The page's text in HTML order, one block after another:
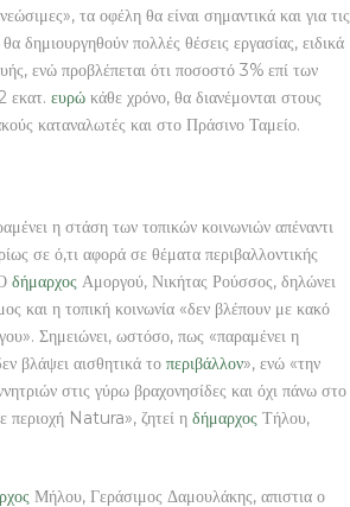
τα οφέλη θα είναι σημαντικά και για τις
δημιουργηθούν πολλές θέσεις εργασίας, ειδικά
ενώ προβλέπεται ότι ποσοστό 3% επί των
εκατ. ευρώ κάθε χρόνο, θα διανέμονται στους
καταναλωτές και στο Πράσινο Ταμείο.
η στάση των τοπικών κοινωνιών απέναντι
σε ό,τι αφορά σε θέματα περιβαλλοντικής
δήμαρχος Αμοργού, Νικήτας Ρούσσος, δηλώνει
και η τοπική κοινωνία «δεν βλέπουν με κακό
Σημειώνει, ωστόσο, πως «παραμένει η
βλάψει αισθητικά το περιβάλλον», ενώ «την
στις γύρω βραχονησίδες και όχι πάνω στο
περιοχή Natura», ζητεί η δήμαρχος Τήλου,
Μήλου, Γεράσιμος Δαμουλάκης, απιστια ο